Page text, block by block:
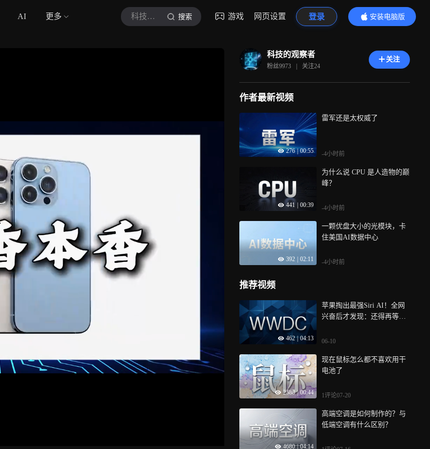
AI 更多 科技的观察者 搜索 游戏 网页设置 登录
安装电脑版
内容更精彩
科技的观察者
粉丝9973 | 关注24
关注
作者最新视频
276 | 00:55
雷军还是太权威了
-4小时前
441 00:39
为什么说 CPU 是人造物的巅
峰？
-4小时前
392 02:11
一颗优盘大小的光模块，卡
住美国AI数据中心
-4小时前
推荐视频
462 | 04:13
苹果掏出最强Siri AI！全网
兴奋后才发现：还得再等半
06-10
2588 | 00:44
现在鼠标怎么都不喜欢用干
电池了
1评论07-20
4680 | 04:14
高端空调是如何制作的？与
低端空调有什么区别？